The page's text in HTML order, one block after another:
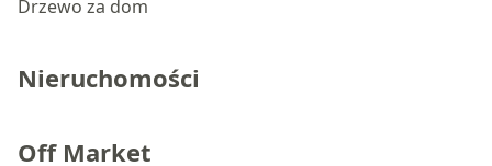
Drzewo za dom
Nieruchomości
Off Market